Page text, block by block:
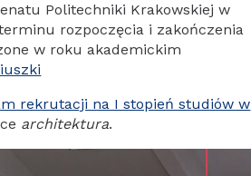
Politechniki Krakowskiej w
rozpoczęcia i zakończenia
w roku akademickim
rekrutacji na I stopień studiów w
architektura.